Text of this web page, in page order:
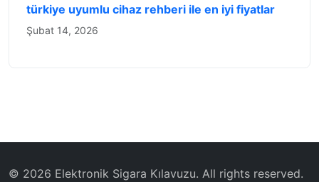
türkiye uyumlu cihaz rehberi ile en iyi fiyatlar
Şubat 14, 2026
© 2026 ‌Elektronik Sigara Kılavuzu‌. All rights reserved.